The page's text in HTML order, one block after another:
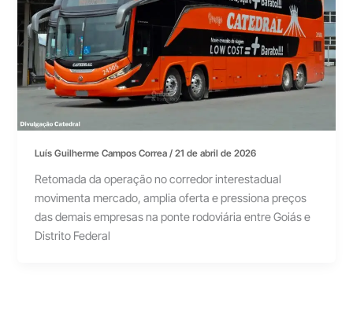
Luís Guilherme Campos Correa/21 de abril de 2026
Retomada da operação no corredor interestadual
movimenta mercado, amplia oferta e pressiona preços
das demais empresas na ponte rodoviária entre Goiás e
Distrito Federal